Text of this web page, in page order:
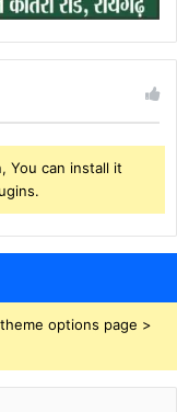
You can install it
options page >